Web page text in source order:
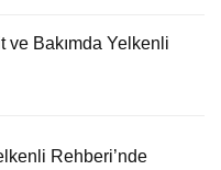
ve Bakımda Yelkenli
Rehberi’nde